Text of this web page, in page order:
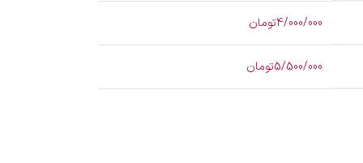
4/000/000تومان
5/500/000تومان